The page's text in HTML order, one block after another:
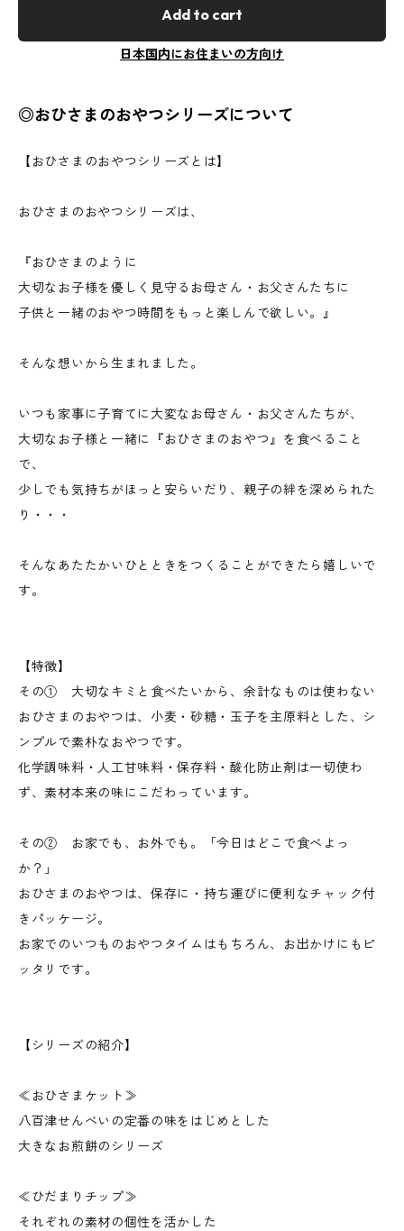
Add to cart
日本国内にお住まいの方向け
◎おひさまのおやつシリーズについて
【おひさまのおやつシリーズとは】
おひさまのおやつシリーズは、
『おひさまのように
大切なお子様を優しく見守るお母さん・お父さんたちに
​子供と一緒のおやつ時間をもっと楽しんで欲しい。』
そんな想いから生まれました。
いつも家事に子育てに大変なお母さん・お父さんたちが、
大切なお子様と一緒に『おひさまのおやつ』を食べること
で、
少しでも気持ちがほっと安らいだり、親子の絆を深められた
り・・・
そんなあたたかいひとときをつくることができたら嬉しいで
す。
【特徴】
その① 大切なキミと食べたいから、余計なものは使わない
おひさまのおやつは、小麦・砂糖・玉子を主原料とした、シ
ンプルで素朴なおやつです。
化学調味料・人工甘味料・保存料・酸化防止剤は一切使わ
ず、素材本来の味にこだわっています。
その② お家でも、お外でも。「今日はどこで食べよっ
か？」
​おひさまのおやつは、保存に・持ち運びに便利なチャック付
きパッケージ。
お家でのいつものおやつタイムはもちろん、お出かけにもピ
ッタリです。
【シリーズの紹介】
≪おひさまケット≫
八百津せんべいの定番の味をはじめとした
大きなお煎餅のシリーズ
≪ひだまりチップ≫
それぞれの素材の個性を活かした